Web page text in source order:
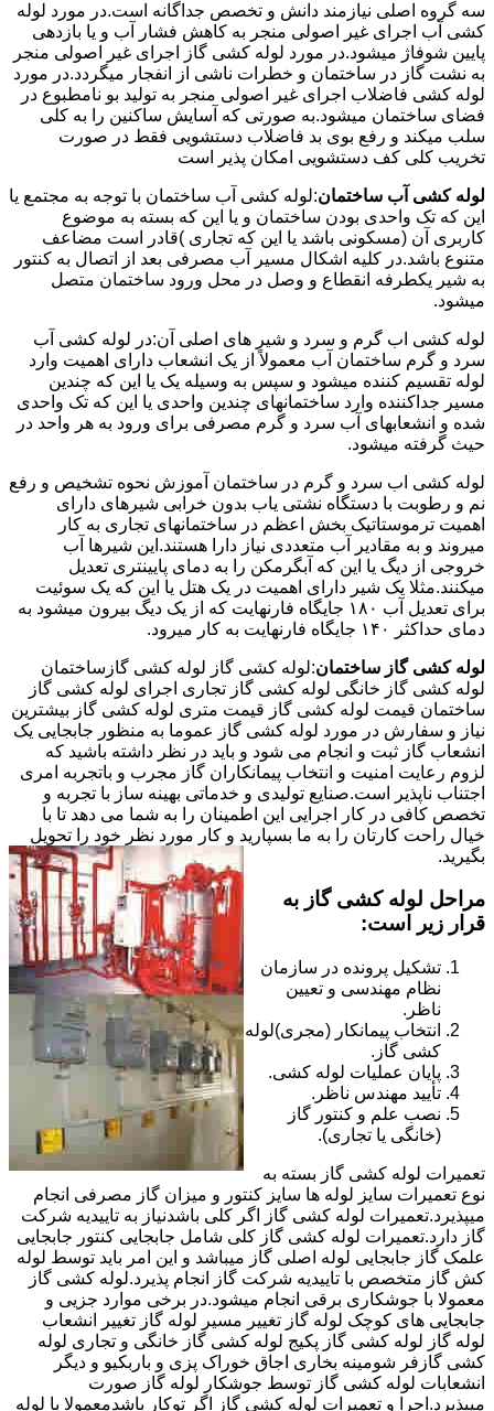
سه گروه اصلی نیازمند دانش و تخصص جداگانه است.در مورد لوله
کشی آب اجرای غیر اصولی منجر به کاهش فشار آب و یا بازدهی
پایین شوفاژ میشود.در مورد لوله کشی گاز اجرای غیر اصولی منجر
به نشت گاز در ساختمان و خطرات ناشی از انفجار میگردد.در مورد
لوله کشی فاضلاب اجرای غیر اصولی منجر به تولید بو نامطبوع در
فضای ساختمان میشود.به صورتی که آسایش ساکنین را به کلی
سلب میکند و رفع بوی بد فاضلاب دستشویی فقط در صورت
تخریب کلی کف دستشویی امکان پذیر است
لوله کشی آب ساختمان:لوله کشی آب ساختمان با توجه به مجتمع یا
این که تک واحدی بودن ساختمان و یا این که بسته به موضوع
کاربری آن (مسکونی باشد یا این که تجاری )قادر است مضاعف
متنوع باشد.در کلیه اشکال مسیر آب مصرفی بعد از اتصال به کنتور
به شیر یکطرفه انقطاع و وصل در محل ورود ساختمان متصل
میشود.
لوله کشی اب گرم و سرد و شیر های اصلی آن:در لوله کشی آب
سرد و گرم ساختمان آب معمولاً از یک انشعاب دارای اهمیت وارد
لوله تقسیم کننده میشود و سپس به وسیله یک یا این که چندین
مسیر جداکننده وارد ساختمانهای چندین واحدی یا این که تک واحدی
شده و انشعابهای آب سرد و گرم مصرفی برای ورود به هر واحد در
حیث گرفته میشود.
لوله کشی اب سرد و گرم در ساختمان آموزش نحوه تشخیص و رفع
نم و رطوبت با دستگاه نشتی یاب بدون خرابی شیرهای دارای
اهمیت ترموستاتیک بخش اعظم در ساختمانهای تجاری به کار
میروند و به مقادیر آب متعددی نیاز دارا هستند.این شیرها آب
خروجی از دیگ یا این که آبگرمکن را به دمای پایینتری تعدیل
میکنند.مثلا یک شیر دارای اهمیت در یک هتل یا این که یک سوئیت
برای تعدیل آب ۱۸۰ جایگاه فارنهایت که از یک دیگ بیرون میشود به
دمای حداکثر ۱۴۰ جایگاه فارنهایت به کار میرود.
لوله کشی گاز ساختمان:لوله کشی گاز لوله کشی گازساختمان
لوله کشی گاز خانگی لوله کشی گاز تجاری اجرای لوله کشی گاز
ساختمان قیمت لوله کشی گاز قیمت متری لوله کشی گاز بیشترین
نیاز و سفارش در مورد لوله کشی گاز عموما به منظور جابجایی یک
انشعاب گاز ثبت و انجام می شود و باید در نظر داشته باشید که
لزوم رعایت امنیت و انتخاب پیمانکاران گاز مجرب و باتجربه امری
اجتناب ناپذیر است.صنایع تولیدی و خدماتی بهینه ساز با تجربه و
تخصص کافی در کار اجرایی این اطمینان را به شما می دهد تا با
خیال راحت کارتان را به ما بسپارید و کار مورد نظر خود را تحویل
بگیرید.
مراحل لوله کشی گاز به
قرار زیر است:
تشکیل پرونده در سازمان
نظام مهندسی و تعیین
ناظر.
انتخاب پیمانکار (مجری)لوله
کشی گاز.
پایان عملیات لوله کشی.
تأیید مهندس ناظر.
نصب علم و کنتور گاز
(خانگی یا تجاری).
تعمیرات لوله کشی گاز بسته به
نوع تعمیرات سایز لوله ها سایز کنتور و میزان گاز مصرفی انجام
میپذیرد.تعمیرات لوله کشی گاز اگر کلی باشدنیاز به تاییدیه شرکت
گاز دارد.تعمیرات لوله کشی گاز کلی شامل جابجایی کنتور جابجایی
علمک گاز جابجایی لوله اصلی گاز میباشد و این امر باید توسط لوله
کش گاز متخصص با تاییدیه شرکت گاز انجام پذیرد.لوله کشی گاز
معمولا با جوشکاری برقی انجام میشود.در برخی موارد جزیی و
جابجایی های کوچک لوله گاز تغییر مسیر لوله گاز تغییر انشعاب
لوله گاز لوله کشی گاز پکیج لوله کشی گاز خانگی و تجاری لوله
کشی گازفر شومینه بخاری اجاق خوراک پزی و باربکیو و دیگر
انشعابات لوله کشی گاز توسط جوشکار لوله گاز صورت
میپذیرد.اجرا و تعمیرات لوله کشی گاز اگر توکار باشدمعمولا با لوله